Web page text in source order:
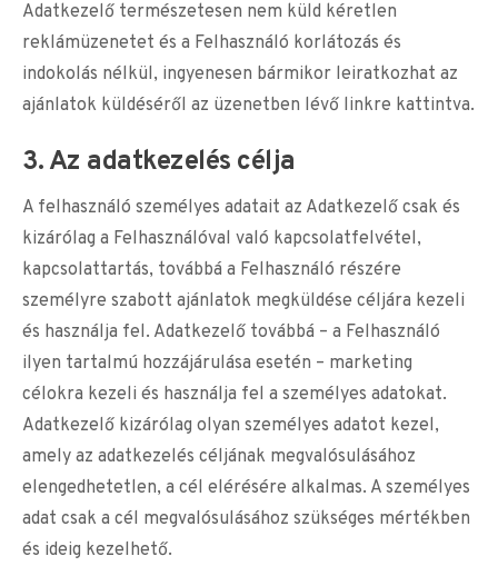
Adatkezelő természetesen nem küld kéretlen
reklámüzenetet és a Felhasználó korlátozás és
indokolás nélkül, ingyenesen bármikor leiratkozhat az
ajánlatok küldéséről az üzenetben lévő linkre kattintva.
3. Az adatkezelés célja
A felhasználó személyes adatait az Adatkezelő csak és
kizárólag a Felhasználóval való kapcsolatfelvétel,
kapcsolattartás, továbbá a Felhasználó részére
személyre szabott ajánlatok megküldése céljára kezeli
és használja fel. Adatkezelő továbbá – a Felhasználó
ilyen tartalmú hozzájárulása esetén – marketing
célokra kezeli és használja fel a személyes adatokat.
Adatkezelő kizárólag olyan személyes adatot kezel,
amely az adatkezelés céljának megvalósulásához
elengedhetetlen, a cél elérésére alkalmas. A személyes
adat csak a cél megvalósulásához szükséges mértékben
és ideig kezelhető.